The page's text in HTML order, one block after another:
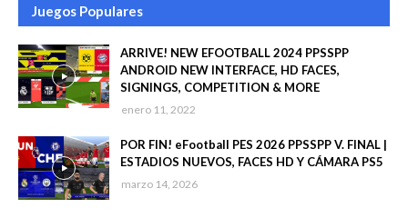
Juegos Populares
ARRIVE! NEW EFOOTBALL 2024 PPSSPP
ANDROID NEW INTERFACE, HD FACES,
SIGNINGS, COMPETITION & MORE
enero 11, 2022
POR FIN! eFootball PES 2026 PPSSPP V. FINAL |
ESTADIOS NUEVOS, FACES HD Y CÁMARA PS5
marzo 14, 2026